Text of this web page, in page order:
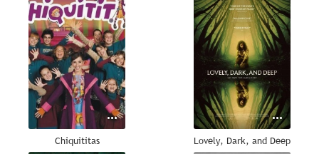
Chiquititas Lovely, Dark, and Deep